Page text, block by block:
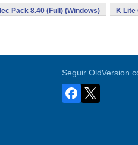
Pack 8.40 (Full) (Windows) K Lite
Seguir